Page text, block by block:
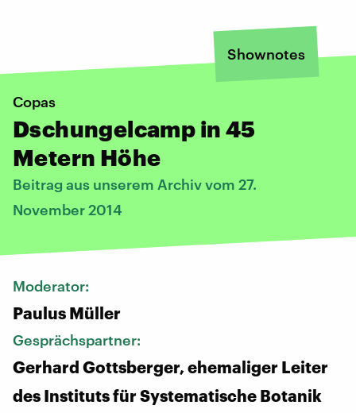
Shownotes
Copas
Dschungelcamp in 45
Metern Höhe
Beitrag aus unserem Archiv vom 27.
November 2014
Moderator:
Paulus Müller
Gesprächspartner:
Gerhard Gottsberger, ehemaliger Leiter
des Instituts für Systematische Botanik